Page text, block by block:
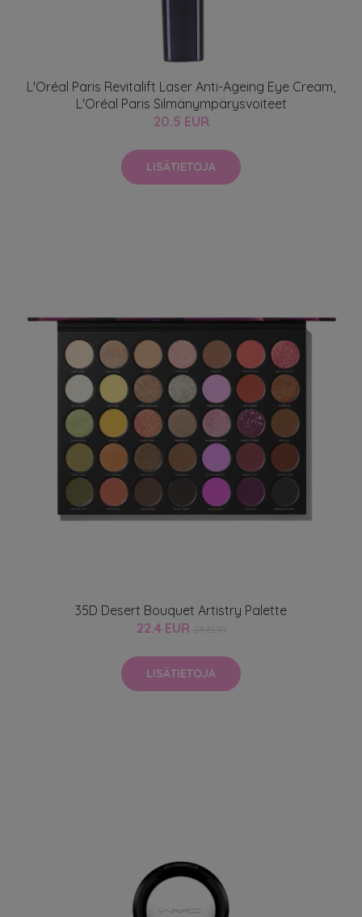
L'Oréal Paris Revitalift Laser Anti-Ageing Eye Cream,
L'Oréal Paris Silmänympärysvoiteet
20.5 EUR
LISÄTIETOJA
35D Desert Bouquet Artistry Palette
22.4 EUR
LISÄTIETOJA